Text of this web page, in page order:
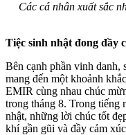
Các cá nhân xuất sắc
Tiệc sinh nhật đong đầy
Bên cạnh phần vinh
mang đến một khoảnh
EMIR cùng nhau chúc
trong tháng 8. Trong tiếng
nhật, những lời chúc tốt
khí gần gũi và đầy cảm